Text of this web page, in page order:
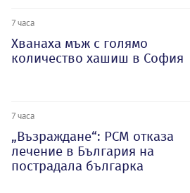
7 часа
Хванаха мъж с голямо
количество хашиш в София
7 часа
„Възраждане“: РСМ отказа
лечение в България на
пострадала българка